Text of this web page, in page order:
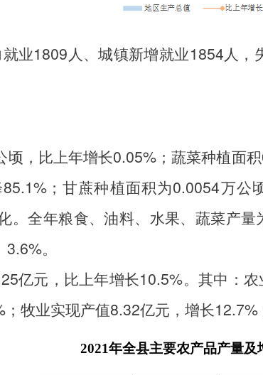
业1809人、城镇新增就业1854人，
顷，比上年增长0.05% ；蔬菜种植面积
85.1%；甘蔗种植面积为0.0054万公
。全年粮食、油料、水果、蔬菜产量
3.6%。
亿元，比上年增长10.5%。其中：
；牧业实现产值8.32亿元，增长12.7%
2021年全县主要农产品产量及